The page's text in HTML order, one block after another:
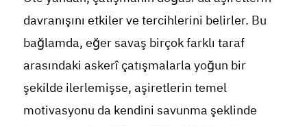
davranışını etkiler ve tercihlerini belirler. Bu
bağlamda, eğer savaş birçok farklı taraf
arasındaki askerî çatışmalarla yoğun bir
şekilde ilerlemişse, aşiretlerin temel
motivasyonu da kendini savunma şeklinde